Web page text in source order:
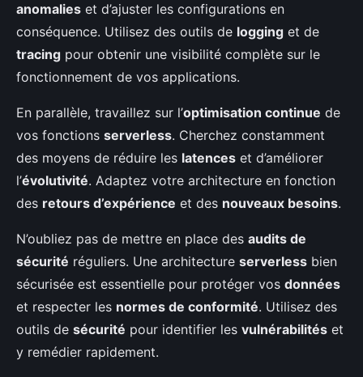
anomalies et d’ajuster les configurations en
conséquence. Utilisez des outils de logging et de
tracing pour obtenir une visibilité complète sur le
fonctionnement de vos applications.
En parallèle, travaillez sur l’optimisation continue de
vos fonctions serverless. Cherchez constamment
des moyens de réduire les latences et d’améliorer
l’évolutivité. Adaptez votre architecture en fonction
des retours d’expérience et des nouveaux besoins.
N’oubliez pas de mettre en place des audits de
sécurité réguliers. Une architecture serverless bien
sécurisée est essentielle pour protéger vos données
et respecter les normes de conformité. Utilisez des
outils de sécurité pour identifier les vulnérabilités et
y remédier rapidement.